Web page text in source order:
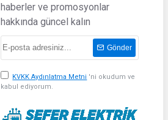
haberler ve promosyonlar
hakkında güncel kalın
Gönder
KVKK Aydınlatma Metni 'ni okudum ve
kabul ediyorum.